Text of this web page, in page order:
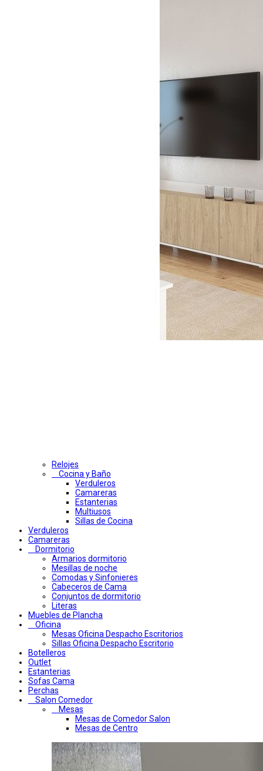
Relojes
Cocina y Baño
Verduleros
Camareras
Estanterias
Multiusos
Sillas de Cocina
Verduleros
Camareras
Dormitorio
Armarios dormitorio
Mesillas de noche
Comodas y Sinfonieres
Cabeceros de Cama
Conjuntos de dormitorio
Literas
Muebles de Plancha
Oficina
Mesas Oficina Despacho Escritorios
Sillas Oficina Despacho Escritorio
Botelleros
Outlet
Estanterias
Sofas Cama
Perchas
Salon Comedor
Mesas
Mesas de Comedor Salon
Mesas de Centro